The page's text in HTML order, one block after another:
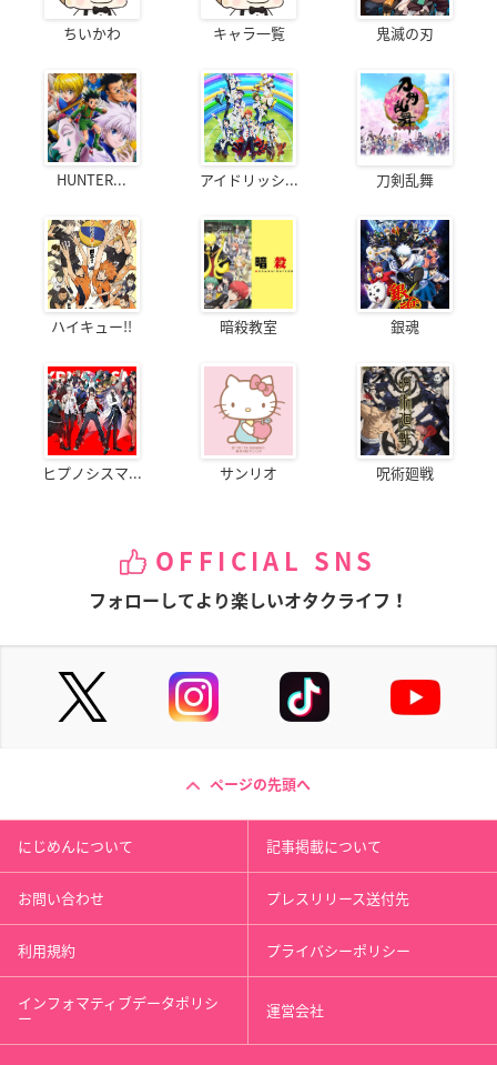
ちいかわ キャラ一覧 鬼滅の刃
HUNTER... アイドリッシ... 刀剣乱舞
ハイキュー!! 暗殺教室 銀魂
ヒプノシスマ... サンリオ 呪術廻戦
OFFICIAL SNS
フォローしてより楽しいオタクライフ！
ページの先頭へ
にじめんについて 記事掲載について
お問い合わせ プレスリリース送付先
利用規約 プライバシーポリシー
インフォマティブデータポリシ
ー 運営会社